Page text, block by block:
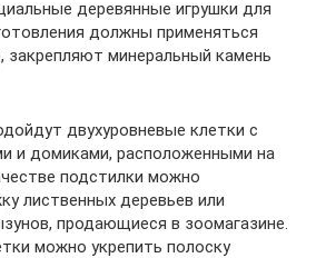
деревянные игрушки для
должны применяться
закрепляют минеральный камень
двухуровневые клетки с
и домиками, расположенными на
подстилки можно
лиственных деревьев или
продающиеся в зоомагазине.
можно укрепить полоску